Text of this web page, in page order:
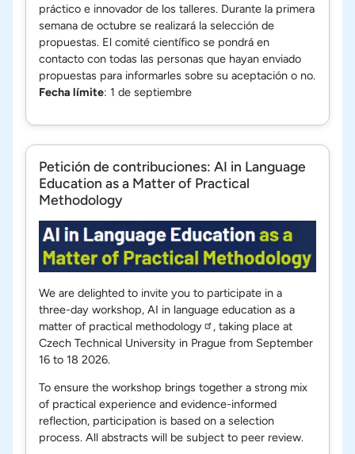
práctico e innovador de los talleres. Durante la primera
semana de octubre se realizará la selección de
propuestas. El comité científico se pondrá en
contacto con todas las personas que hayan enviado
propuestas para informarles sobre su aceptación o no.
Fecha límite: 1 de septiembre
Petición de contribuciones: AI in Language
Education as a Matter of Practical
Methodology
We are delighted to invite you to participate in a
three-day workshop, AI in language education as a
matter of practical methodology
, taking place at
Czech Technical University in Prague from September
16 to 18 2026.
To ensure the workshop brings together a strong mix
of practical experience and evidence-informed
reflection, participation is based on a selection
process. All abstracts will be subject to peer review.